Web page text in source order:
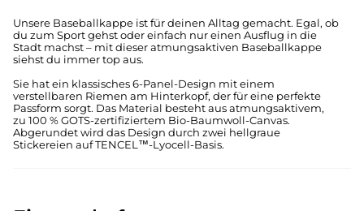
Unsere Baseballkappe ist für deinen Alltag gemacht. Egal, ob
du zum Sport gehst oder einfach nur einen Ausflug in die
Stadt machst – mit dieser atmungsaktiven Baseballkappe
siehst du immer top aus.
Sie hat ein klassisches 6-Panel-Design mit einem
verstellbaren Riemen am Hinterkopf, der für eine perfekte
Passform sorgt. Das Material besteht aus atmungsaktivem,
zu 100 % GOTS-zertifiziertem Bio-Baumwoll-Canvas.
Abgerundet wird das Design durch zwei hellgraue
Stickereien auf TENCEL™-Lyocell-Basis.